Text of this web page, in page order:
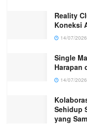
Reality
Koneksi
14/07/
Single
Harapan
14/07/
Sehidup
yang